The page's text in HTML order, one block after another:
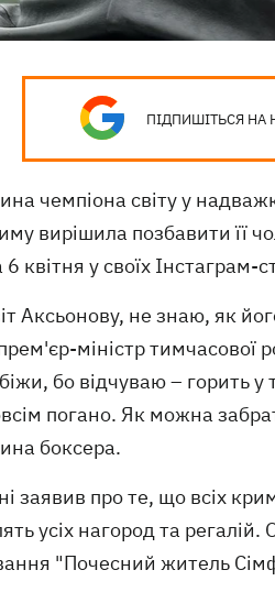
ПІДПИШІТЬСЯ НА
чемпіона світу у
вирішила позбавити її
квітня у своїх Інстаграм-
Аксьонову, не знаю, як
міністр тимчасової
бо відчуваю – горить
погано. Як можна
боксера.
заявив про те, що всіх
усіх нагород та
"Почесний житель